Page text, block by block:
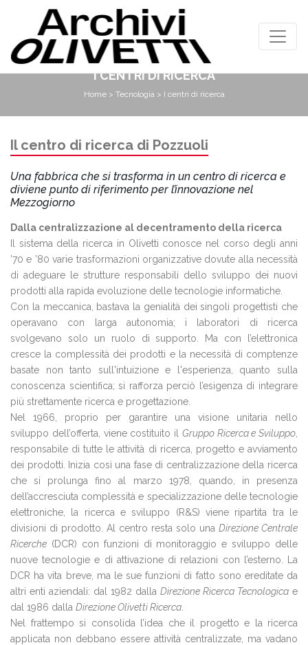
I CENTRI DI RICERCA
Home> Tecnologia > I centri di ricerca
Il centro di ricerca di Pozzuoli
Una fabbrica che si trasforma in un centro di ricerca e
diviene punto di riferimento per l’innovazione nel
Mezzogiorno
Dalla centralizzazione al decentramento della ricerca
Il sistema della ricerca in Olivetti conosce nel corso degli anni
’70 e ’80 varie trasformazioni organizzative dovute alla necessità
di adeguare le strutture responsabili dello sviluppo dei nuovi
prodotti alla rapida evoluzione delle tecnologie informatiche.
Con la meccanica, bastava la genialità dei singoli progettisti che
operavano con larga autonomia; i laboratori di ricerca
svolgevano solo un ruolo di supporto. Ma con l’elettronica
cresce la complessità dei prodotti e la necessità di comptenze
basate non tanto sull'intuizione e l'esperienza, quanto sulla
conoscenza scientifica; si rafforza perciò l’esigenza di integrare
più strettamente ricerca e progettazione.
Nel 1966, proprio per garantire una visione unitaria nello
sviluppo dell’offerta, viene costituito il Gruppo Ricerca e Sviluppo
responsabile di tutte le attività di ricerca, progetto e avviamento
dei prodotti. Inizia così una fase di centralizzazione della ricerca
che si prolunga fino al marzo 1978, quando, in presenza
dell’accresciuta complessità e specializzazione delle tecnologie
elettroniche, la ricerca e sviluppo (R&S) viene ripartita tra le
divisioni di prodotto. Al centro resta solo una Direzione Centrale
Ricerche (DCR) con funzioni di monitoraggio e sviluppo delle
nuove tecnologie e di attivazione di relazioni con l’esterno. La
DCR ha vita breve, ma le sue funzioni di fatto sono ereditate da
altri enti aziendali: dal 1982 dalla Direzione Ricerca Tecnologica e
dal 1986 dalla Direzione Olivetti Ricerca
Nel frattempo si consolida l’idea che il progetto e la ricerca
applicata non debbano essere attività centralizzate, ma vadano